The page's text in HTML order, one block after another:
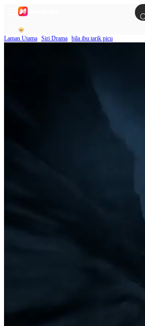
Laman Utama Siri Drama bila ibu tarik picu